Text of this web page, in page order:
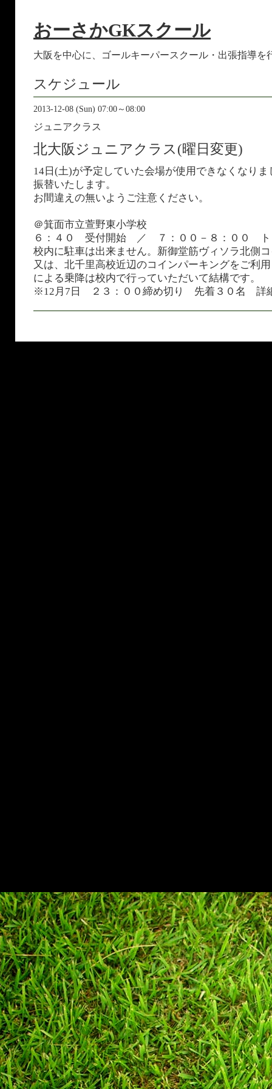
おーさかGKスクール
大阪を中心に、ゴールキーパースクール・出張指導を
スケジュール
2013-12-08 (Sun) 07:00～08:00
ジュニアクラス
北大阪ジュニアクラス(曜日変更)
14日(土)が予定していた会場が使用できなくなりま
振替いたします。
お間違えの無いようご注意ください。
＠箕面市立萱野東小学校
６：４０ 受付開始 ／ ７：００－８：００ ト
校内に駐車は出来ません。新御堂筋ヴィソラ北側
又は、北千里高校近辺のコインパーキングをご利
による乗降は校内で行っていただいて結構です。
※12月7日 ２３：００締め切り 先着３０名 詳